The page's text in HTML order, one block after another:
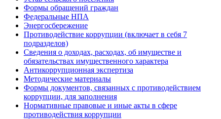
Формы обращений граждан
Федеральные НПА
Энергосбережение
Противодействие коррупции (включает в себя 7
подразделов)
Сведения о доходах, расходах, об имуществе и
обязательствах имущественного характера
Антикоррупционная экспертиза
Методические материалы
Формы документов, связанных с противодействием
коррупции, для заполнения
Нормативные правовые и иные акты в сфере
противодействия коррупции